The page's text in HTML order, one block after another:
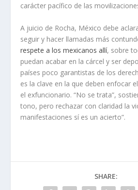
carácter pacífico de las
A juicio de Rocha, México debe
seguir y hacer llamadas más
respete a los mexicanos allí, sobre
puedan acabar en la cárcel y ser
países poco garantistas de los
es la clave en la que deben enfocar
el exfuncionario. “No se trata”,
tono, pero rechazar con claridad la
manifestaciones sí es un acierto”.
SHARE: